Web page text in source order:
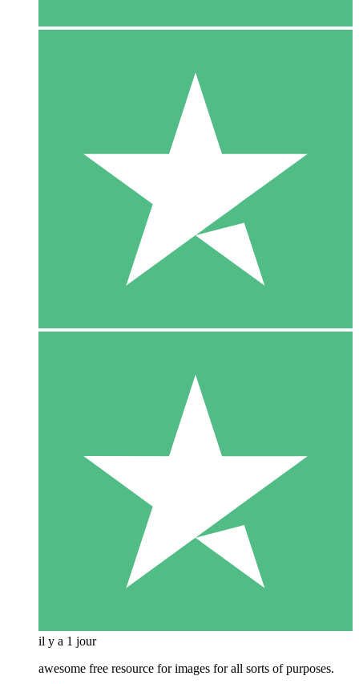
il y a 1 jour
awesome free resource for images for all sorts of purposes.